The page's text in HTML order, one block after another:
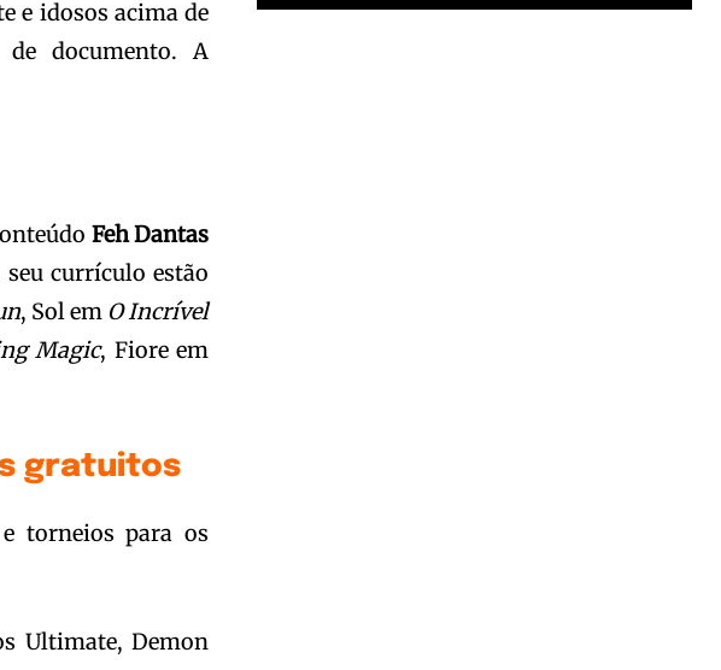
e idosos acima de
documento. A
Feh Dantas
currículo estão
, Sol em O Incrível
Magic, Fiore em
gratuitos
torneios para os
Ultimate, Demon